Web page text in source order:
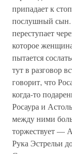
припадает к
послушный сын.
переступает
которое
пытается
тут в разговор
говорит, что
когда-то
Росаура и
между ними
торжествует —
Рука Эстрельи